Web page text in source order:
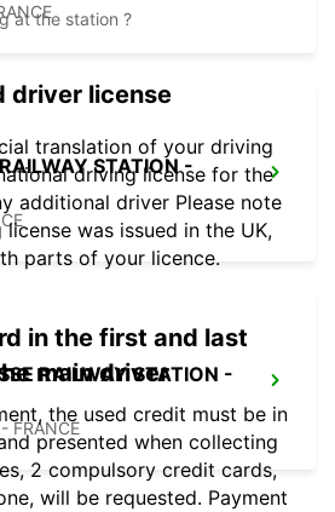
STATION -
RAILWAY STATION -
FRANCE
at the station ?
driver license
translation of your driving
driving license for the
additional driver Please note
was issued in the UK,
parts of your licence.
in the first and last
main driver
the used credit must be in
presented when collecting
2 compulsory credit cards,
will be requested. Payment